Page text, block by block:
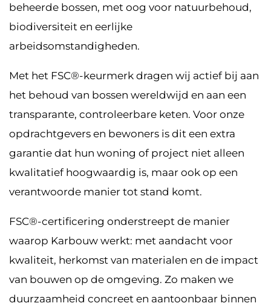
beheerde bossen, met oog voor natuurbehoud,
biodiversiteit en eerlijke
arbeidsomstandigheden.
Met het FSC®-keurmerk dragen wij actief bij aan
het behoud van bossen wereldwijd en aan een
transparante, controleerbare keten. Voor onze
opdrachtgevers en bewoners is dit een extra
garantie dat hun woning of project niet alleen
kwalitatief hoogwaardig is, maar ook op een
verantwoorde manier tot stand komt.
FSC®-certificering onderstreept de manier
waarop Karbouw werkt: met aandacht voor
kwaliteit, herkomst van materialen en de impact
van bouwen op de omgeving. Zo maken we
duurzaamheid concreet en aantoonbaar binnen